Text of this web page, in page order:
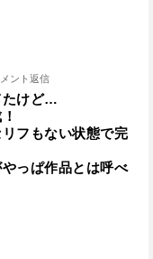
ント返信
たけど…
フもない状態で完
っぱ作品とは呼べ